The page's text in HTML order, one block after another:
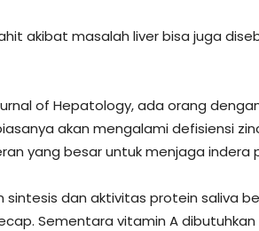
akibat masalah liver bisa juga
of Hepatology, ada orang
akan mengalami defisiensi
yang besar untuk menjaga indera
sintesis dan aktivitas protein saliva
Sementara vitamin A dibutuhkan